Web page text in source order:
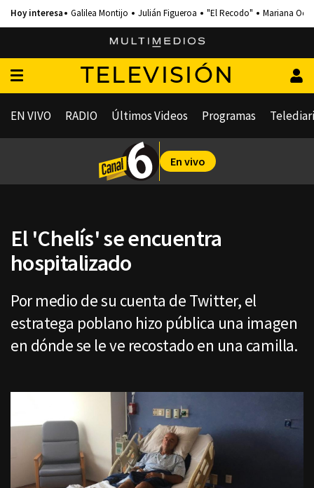
Galilea Montijo Julián Figueroa "El Recodo" Mariana
TELEVISIÓN
EN VIVO RADIO Últimos Videos Programas
En vivo
El 'Chelís' se encuentra
hospitalizado
Por medio de su cuenta de Twitter, el
estratega poblano hizo pública una imagen
en dónde se le ve recostado en una camilla.